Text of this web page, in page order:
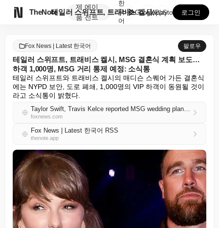
TheNote
제
품
에이
전트
테일러 스위프트, 트래비스 켈시, MSG 결혼식 계획 ...
한
국
어
GooglePlay
AppStore 로그인
Fox News | Latest 한국어 팔로우
테일러 스위프트, 트래비스 켈시, MSG 결혼식 계획 보도…
하객 1,000명, MSG 거리 통제 예정: 소식통
테일러 스위프트와 트래비스 켈시의 매디슨 스퀘어 가든 결혼식
에는 NYPD 보안, 도로 폐쇄, 1,000명의 VIP 하객이 동원될 것이
라고 소식통이 밝혔다.
Taylor Swift, Travis Kelce reported MSG wedding plans call for 1,000 guests, street closure at MSG: source
foxnews.com
Fox News | Latest 한국어 RSS
thenote.app